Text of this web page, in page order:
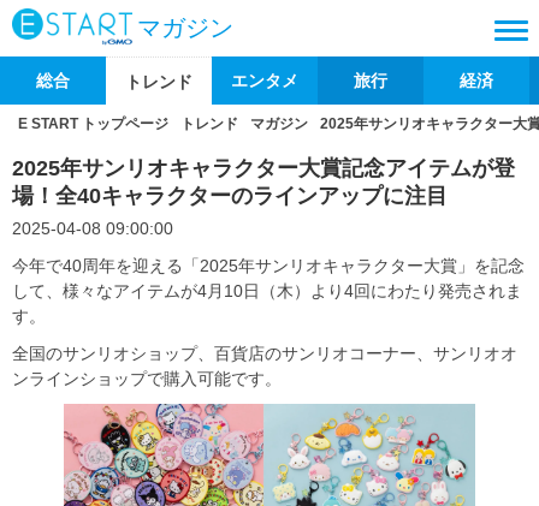
マガジン
総合 トレンド エンタメ 旅行 経済
E START トップページ トレンド マガジン 2025年サンリオキャラクター大
2025年サンリオキャラクター大賞記念アイテムが登
場！全40キャラクターのラインアップに注目
2025-04-08 09:00:00
今年で40周年を迎える「2025年サンリオキャラクター大賞」を記念
して、様々なアイテムが4月10日（木）より4回にわたり発売されま
す。
全国のサンリオショップ、百貨店のサンリオコーナー、サンリオオ
ンラインショップで購入可能です。